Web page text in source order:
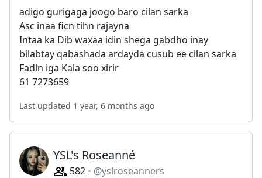
adigo gurigaga joogo baro cilan sarka
Asc inaa ficn tihn rajayna
Intaa ka Dib waxaa idin shega gabdho inay
bilabtay qabashada ardayda cusub ee cilan sarka
Fadln iga Kala soo xirir
61 7273659
Last updated 1 year, 6 months ago
YSL's Roseanné
582
@yslroseanners